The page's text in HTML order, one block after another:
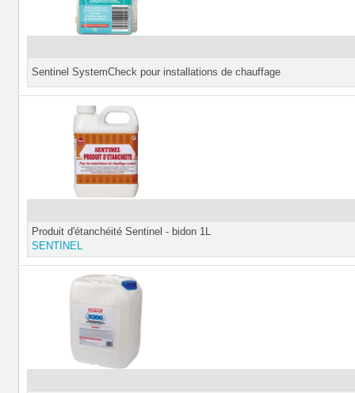
Sentinel SystemCheck pour installations de chauffage
Produit d'étanchéité Sentinel - bidon 1L
SENTINEL